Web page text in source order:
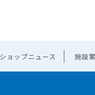
ョップニュース 施設